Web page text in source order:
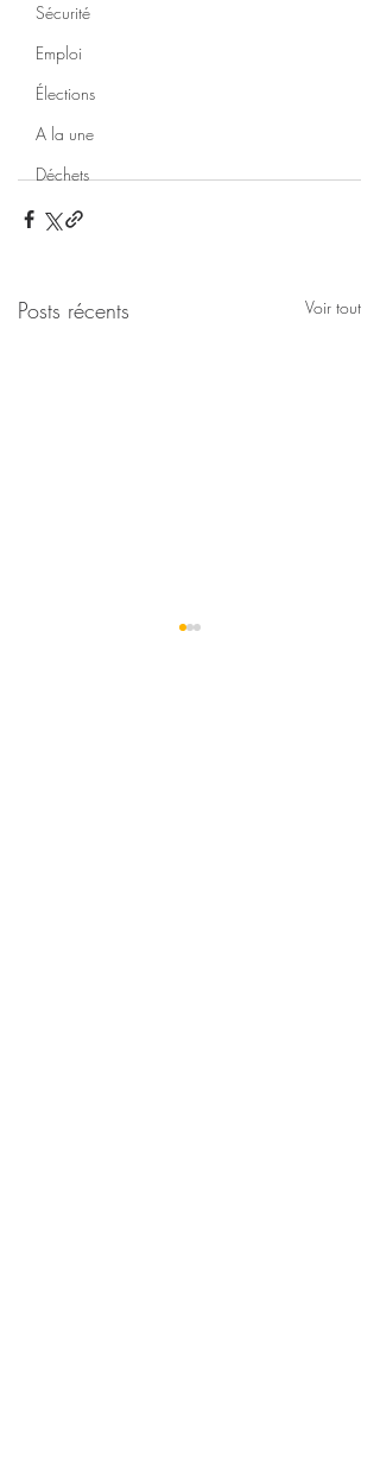
Sécurité
Emploi
Élections
A la une
Déchets
Posts récents Voir tout